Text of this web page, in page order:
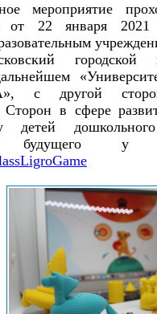
от 22 января
городской
с другой
Сторон в сфере
детей
будущего у